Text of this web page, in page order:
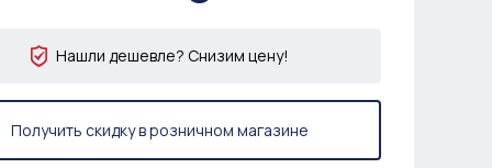
Нашли дешевле? Снизим цену!
Получить скидку в розничном магазине